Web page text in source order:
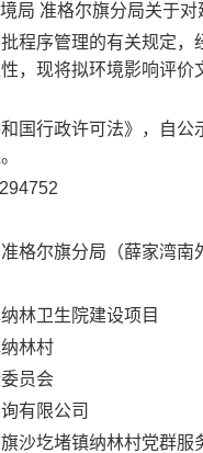
局 准格尔旗分局关于
程序管理的有关规定
，现将拟环境影响评
国行政许可法》，自
格尔旗分局（薛家湾南
林卫生院建设项目
林村
员会
有限公司
沙圪堵镇纳林村党群